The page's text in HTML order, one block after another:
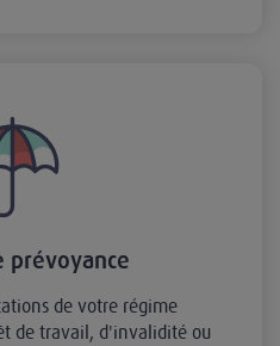
prévoyance
de votre régime
de travail, d'invalidité ou